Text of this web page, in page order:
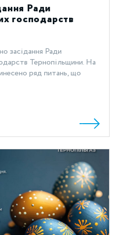
Ради
господарств
засідання Ради
Тернопільщини. На
ряд питань, що